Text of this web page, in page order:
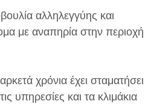
αλληλεγγύης και
με αναπηρία στην περιοχή
χρόνια έχει σταματήσει
υπηρεσίες και τα κλιμάκια